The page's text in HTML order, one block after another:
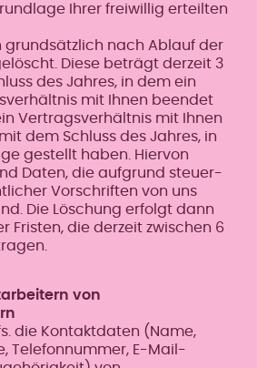
Ihrer freiwillig erteilten
grundsätzlich nach Ablauf der
Diese beträgt derzeit 3
des Jahres, in dem ein
mit Ihnen beendet
Vertragsverhältnis mit Ihnen
dem Schluss des Jahres, in
gestellt haben. Hiervon
Daten, die aufgrund steuer-
Vorschriften von uns
Die Löschung erfolgt dann
Fristen, die derzeit zwischen 6
von
die Kontaktdaten (Name,
Telefonnummer, E-Mail-